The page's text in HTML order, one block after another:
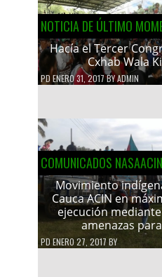
NOTICIA DE ÚLTIMO
Hacía el Tercer
Cxhab Wala
PDENERO 31, 2017BYADMIN
COMUNICADOS NASAACIN
Movimiento
Cauca ACIN en
ejecución
amenazas
PD ENERO 27, 2017 BY